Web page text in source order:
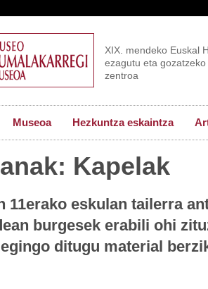
XIX. mendeko Euskal
ezagutu eta
zentroa
Museoa Hezkuntza eskaintza
Kapelak
11erako eskulan tailerra
burgesek erabili ohi
ditugu material